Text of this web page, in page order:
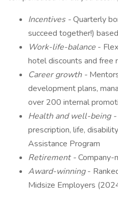
Incentives -Quarterly
succeed together!)
Work-life-balance -
hotel discounts and free
Career growth -
development plans,
over 200 internal
Health and well-being -
prescription, life,
Assistance Program
Retirement -Company-
Award-winning-
Midsize Employers